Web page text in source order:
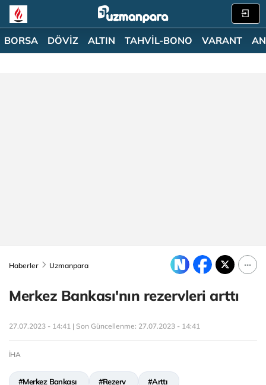
BORSA DÖVİZ ALTIN TAHVİL-BONO VARANT
Haberler Uzmanpara
Merkez Bankası'nın rezervleri arttı
27.07.2023 - 14:41 | Son Güncellenme: 27.07.2023 - 14:41
İHA
#Merkez Bankası #Rezerv #Arttı